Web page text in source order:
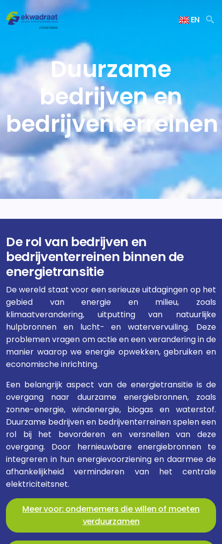
EN
Duurzame
bedrijven en
bedrijventerreinen
De rol van bedrijven en
bedrijventerreinen binnen de
energietransitie
De wereld staat voor een serieuze uitdagingen op het
gebied van energie en milieu, zoals
klimaatverandering, uitputting van natuurlijke
hulpbronnen en lucht- en watervervuiling. Deze
problemen vragen om actie en een verandering in de
manier waarop we energie opwekken, gebruiken en
economische inrichting.
Een belangrijk aspect van de energietransitie is de
overgang naar duurzame energiebronnen, zoals
zonne-energie, windenergie, biogas en waterstof.
Duurzame bedrijven en bedrijventerreinen spelen een
rol bij het bevorderen en versnellen van deze
overgang. Door hernieuwbare energiebronnen te
integreren in hun energievoorziening en daarmee de
afhankelijkheid verminderen van het centrale
elektriciteitsnet.
Meer voor: ondernemers die willen of moeten
verduurzamen